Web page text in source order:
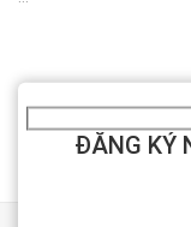
ĐĂNG KÝ